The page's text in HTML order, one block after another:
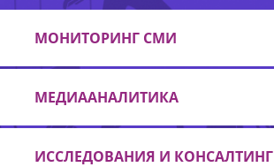
МОНИТОРИНГ СМИ
МЕДИААНАЛИТИКА
ИССЛЕДОВАНИЯ И КОНСАЛТИНГ